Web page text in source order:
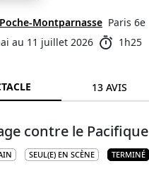
Montparnasse Paris 6e
au 11 juillet 2026
1h25
13 AVIS
contre le Pacifique
SEUL(E) EN SCÈNE TERMINÉ